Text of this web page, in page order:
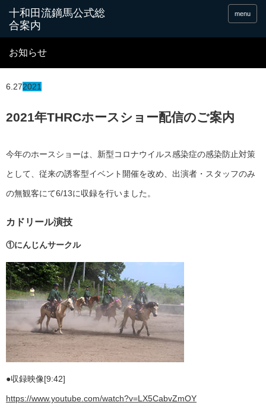
十和田流鏑馬公式総
合案内
menu
お知らせ
6.272021
2021年THRCホースショー配信のご案内
今年のホースショーは、新型コロナウイルス感染症の感染防止対策
として、従来の誘客型イベント開催を改め、出演者・スタッフのみ
の無観客にて6/13に収録を行いました。
カドリール演技
①にんじんサークル
●収録映像[9:42]
https://www.youtube.com/watch?v=LX5CabvZmOY